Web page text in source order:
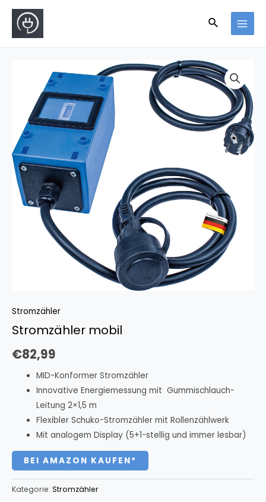
Stromzähler
Stromzähler mobil
€82,99
MID-Konformer Stromzähler
Innovative Energiemessung mit Gummischlauch-
Leitung 2×1,5 m
Flexibler Schuko-Stromzähler mit Rollenzählwerk
Mit analogem Display (5+1-stellig und immer lesbar)
BEI AMAZON KAUFEN*
Kategorie: Stromzähler